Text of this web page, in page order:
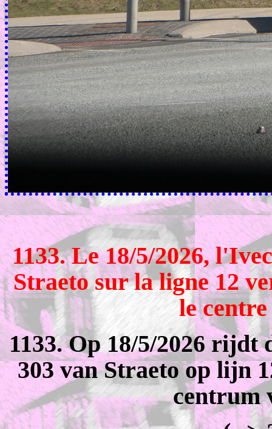
1133. Le 18/5/2026,
Straeto sur la ligne 12
le
1133. Op 18/5/2026
303 van Straeto op lijn
centrum